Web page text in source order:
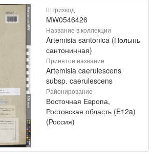
Штрихкод
MW0546426
Название в коллекции
Artemisia santonica (Полынь
сантонинная)
Принятое название
Artemisia caerulescens
subsp. caerulescens
Районирование
Восточная Европа,
Ростовская область (E12a)
(Россия)